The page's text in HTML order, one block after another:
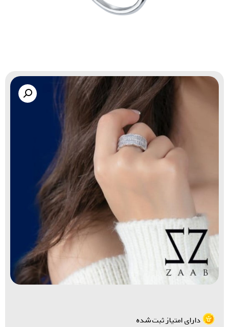
دارای امتیاز ثبت شده